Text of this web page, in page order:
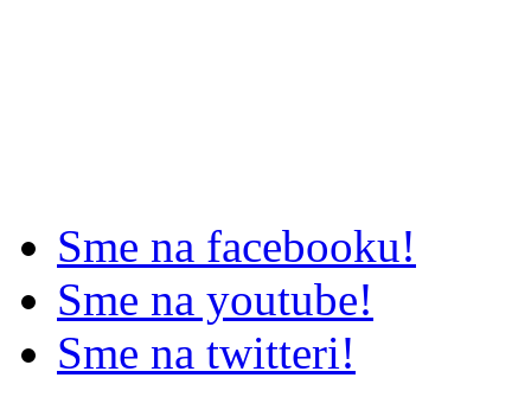
Sme na facebooku!
Sme na youtube!
Sme na twitteri!